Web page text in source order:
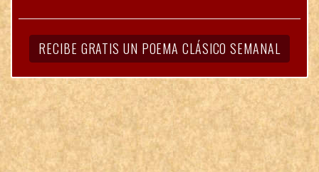
RECIBE GRATIS UN POEMA CLÁSICO SEMANAL